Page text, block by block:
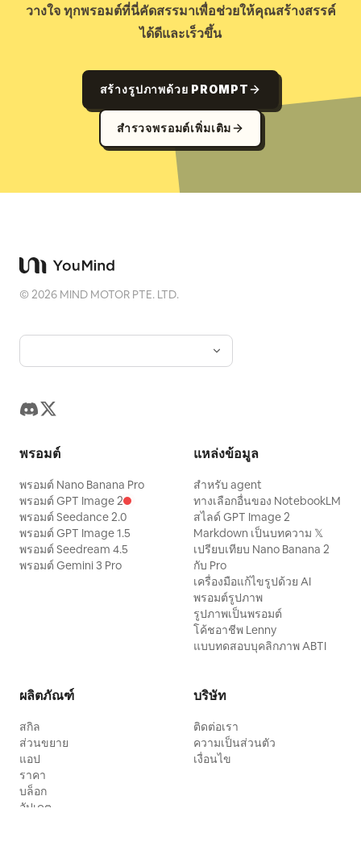
วางใจ ทุกพรอมต์ที่นี่คัดสรรมาเพื่อช่วยให้คุณสร้างสรรค์
ได้ดีและเร็วขึ้น
สร้างรูปภาพด้วย PROMPT
สำรวจพรอมต์เพิ่มเติม
©2026 MIND MOTOR PTE. LTD.
พรอมต์
พรอมต์ Nano Banana Pro
พรอมต์ GPT Image 2
พรอมต์ Seedance 2.0
พรอมต์ GPT Image 1.5
พรอมต์ Seedream 4.5
พรอมต์ Gemini 3 Pro
แหล่งข้อมูล
สำหรับ agent
ทางเลือกอื่นของ NotebookLM
สไลด์ GPT Image 2
Markdown เป็นบทความ 𝕏
เปรียบเทียบ Nano Banana 2
กับ Pro
เครื่องมือแก้ไขรูปด้วย AI
พรอมต์รูปภาพ
รูปภาพเป็นพรอมต์
โค้ชอาชีพ Lenny
แบบทดสอบบุคลิกภาพ ABTI
ผลิตภัณฑ์
สกิล
ส่วนขยาย
แอป
ราคา
บล็อก
อัปเดต
บริษัท
ติดต่อเรา
ความเป็นส่วนตัว
เงื่อนไข